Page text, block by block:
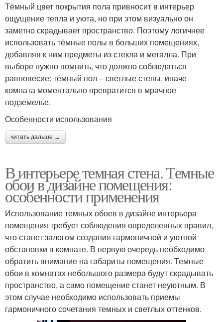
Тёмный цвет покрытия пола привносит в интерьер
ощущение тепла и уюта, но при этом визуально он
заметно скрадывает пространство. Поэтому логичнее
использовать тёмные полы в больших помещениях,
добавляя к ним предметы из стекла и металла. При
выборе нужно помнить, что должно соблюдаться
равновесие: тёмный пол – светлые стены, иначе
комната моментально превратится в мрачное
подземелье.
Особенности использования
читать дальше →
В интерьере темная стена. Темные
обои в дизайне помещения:
особенности применения
Использование темных обоев в дизайне интерьера
помещения требует соблюдения определенных правил,
что станет залогом создания гармоничной и уютной
обстановки в комнате. В первую очередь необходимо
обратить внимание на габариты помещения. Темные
обои в комнатах небольшого размера будут скрадывать
пространство, а само помещение станет неуютным. В
этом случае необходимо использовать приемы
гармоничного сочетания темных и светлых оттенков.